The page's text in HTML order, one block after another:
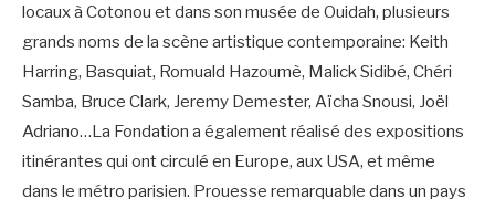
locaux à Cotonou et dans son musée de Ouidah, plusieurs
grands noms de la scène artistique contemporaine: Keith
Harring, Basquiat, Romuald Hazoumè, Malick Sidibé, Chéri
Samba, Bruce Clark, Jeremy Demester, Aïcha Snousi, Joël
Adriano…La Fondation a également réalisé des expositions
itinérantes qui ont circulé en Europe, aux USA, et même
dans le métro parisien. Prouesse remarquable dans un pays